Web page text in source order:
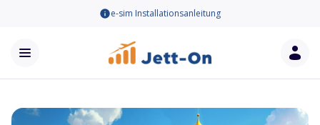
e-sim Installationsanleitung